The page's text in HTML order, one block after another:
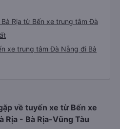
Rịa từ Bến xe trung tâm Đà
xe trung tâm Đà Nẵng đi Bà
về tuyến xe từ Bến xe
Rịa - Bà Rịa-Vũng Tàu